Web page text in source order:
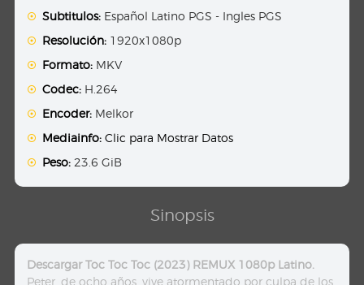
Subtitulos: Español Latino PGS - Ingles PGS
Resolución: 1920x1080p
Formato: MKV
Codec: H.264
Encoder: Melkor
Mediainfo: Clic para Mostrar Datos
Peso: 23.6 GiB
Sinopsis
Descargar Toc Toc Toc (2023) REMUX 1080p Latino.
Peter, de ocho años, vive atormentado por culpa de los